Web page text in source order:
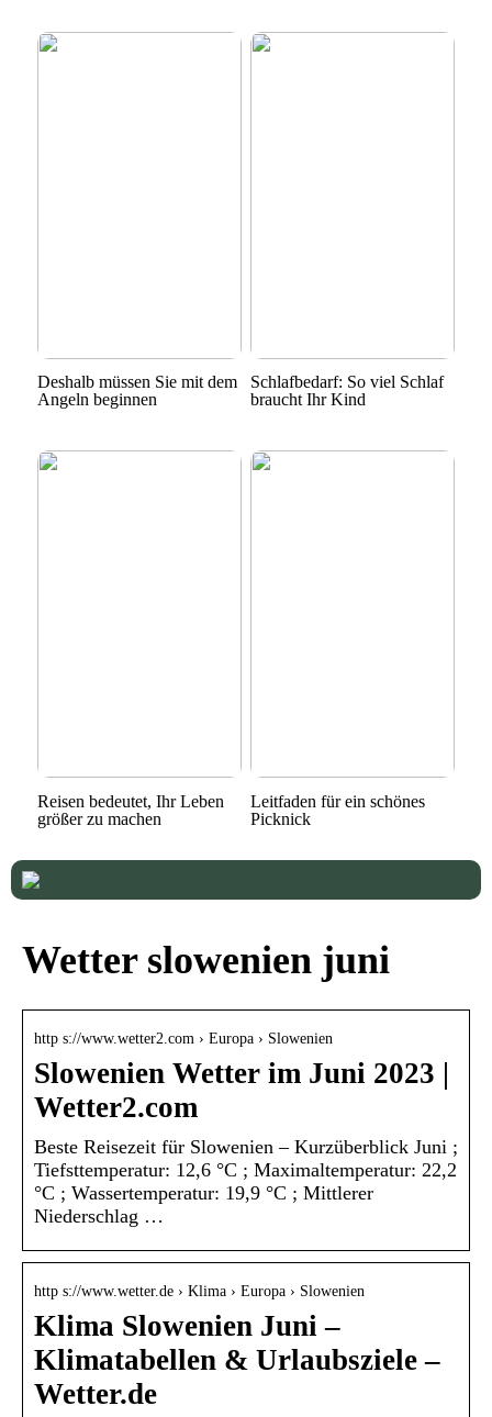
Deshalb müssen Sie mit dem
Angeln beginnen
Schlafbedarf: So viel Schlaf
braucht Ihr Kind
Reisen bedeutet, Ihr Leben
größer zu machen
Leitfaden für ein schönes
Picknick
Wetter slowenien juni
http s://www.wetter2.com › Europa › Slowenien
Slowenien Wetter im Juni 2023 |
Wetter2.com
Beste Reisezeit für Slowenien – Kurzüberblick Juni ;
Tiefsttemperatur: 12,6 °C ; Maximaltemperatur: 22,2
°C ; Wassertemperatur: 19,9 °C ; Mittlerer
Niederschlag …
http s://www.wetter.de › Klima › Europa › Slowenien
Klima Slowenien Juni –
Klimatabellen & Urlaubsziele –
Wetter.de